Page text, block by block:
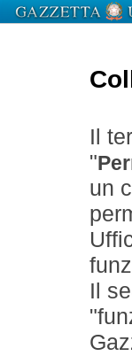
Il
"
un
Il